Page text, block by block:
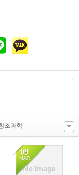
조과학
No Image
09
MAR